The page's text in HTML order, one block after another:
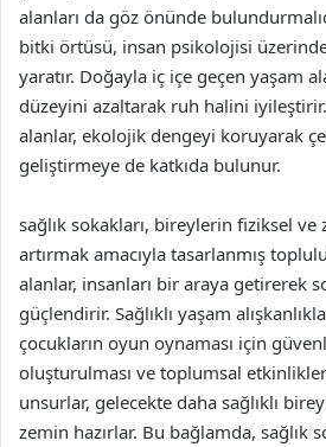
alanları da göz önünde
bitki örtüsü, insan psikolojisi
yaratır. Doğayla iç içe geçen yaşam
düzeyini azaltarak ruh halini
alanlar, ekolojik dengeyi koruyarak
geliştirmeye de katkıda bulunur.
sağlık sokakları, bireylerin fiziksel ve
artırmak amacıyla tasarlanmış
alanlar, insanları bir araya getirerek
güçlendirir. Sağlıklı yaşam
çocukların oyun oynaması için
oluşturulması ve toplumsal
unsurlar, gelecekte daha sağlıklı
zemin hazırlar. Bu bağlamda, sağlık